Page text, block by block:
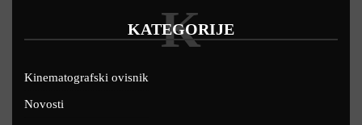
KATEGORIJE
K
Kinematografski ovisnik
Novosti